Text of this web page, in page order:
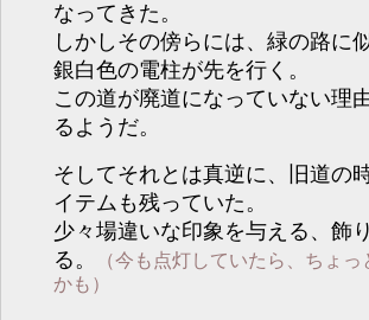
なってきた。
しかしその傍らには、緑の路に
銀白色の電柱が先を行く。
この道が廃道になっていない理
るようだ。
そしてそれとは真逆に、旧道の
イテムも残っていた。
少々場違いな印象を与える、飾
る。
（今も点灯していたら、ちょ
かも）